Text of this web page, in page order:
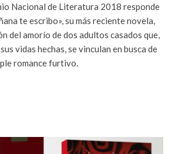
Nacional de Literatura 2018 responde
te escribo», su más reciente novela,
del amorío de dos adultos casados que,
vidas hechas, se vinculan en busca de
romance furtivo.